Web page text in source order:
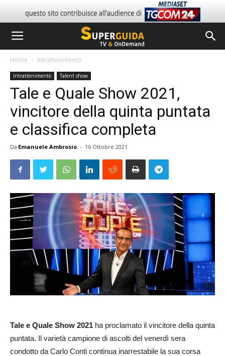
Home Intrattenimento
Intrattenimento Talent show
Tale e Quale Show 2021,
vincitore della quinta puntata
e classifica completa
Da Emanuele Ambrosio - 16 Ottobre 2021
Tale e Quale Show 2021 ha proclamato il vincitore della quinta
puntata. Il varietà campione di ascolti del venerdì sera
condotto da Carlo Conti continua inarrestabile la sua corsa